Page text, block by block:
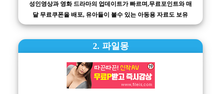
성인영상과 영화 드라마의 업데이트가 빠르며,무료포인트와 매
달 무료쿠폰을 배포, 유아들이 볼수 있는 아동용 자료도 보유
2. 파일몽